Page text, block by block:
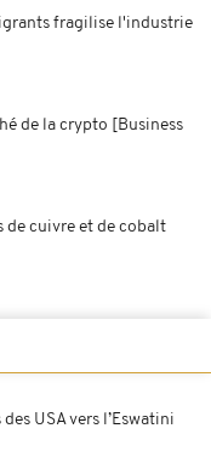
fragilise l'industrie
de la crypto [Business
de cuivre et de cobalt
USA vers l’Eswatini